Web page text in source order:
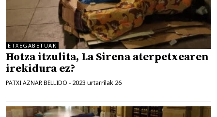
ETXEGABETUAK
Hotza itzulita, La Sirena aterpetxearen
irekidura ez?
PATXI AZNAR BELLIDO - 2023 urtarrilak 26